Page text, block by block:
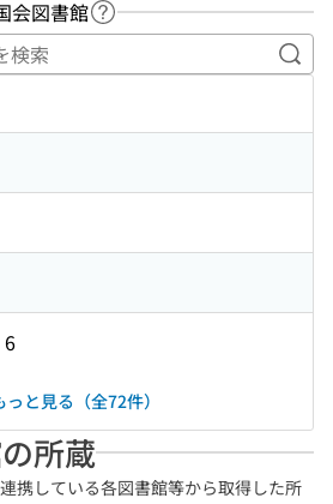
会図書館 ヘルプページへのリンク
キ
6
っと見る（全72件）
所蔵
携している各図書館等から取得した所